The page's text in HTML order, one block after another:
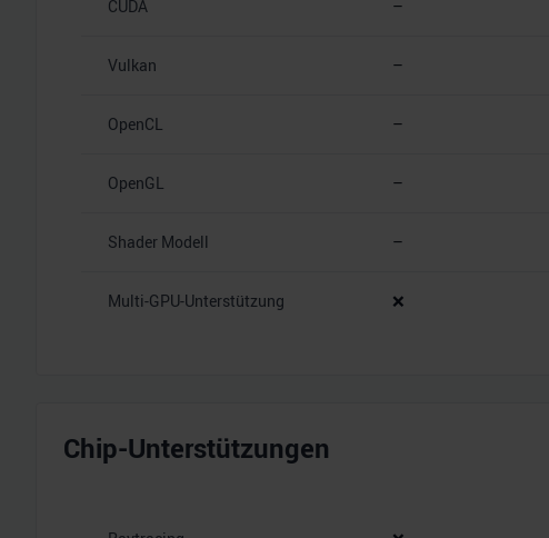
CUDA –
Vulkan –
OpenCL –
OpenGL –
Shader Modell –
Multi-GPU-Unterstützung ❌
Chip-Unterstützungen